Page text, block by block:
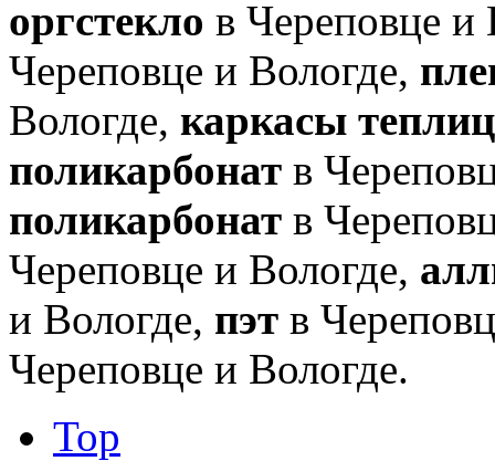
оргстекло в Череповце и
Череповце и Вологде,
Вологде, каркасы теплиц
поликарбонат в
поликарбонат в
Череповце и Вологде,
и Вологде, пэт в
Череповце и Вологде.
Top